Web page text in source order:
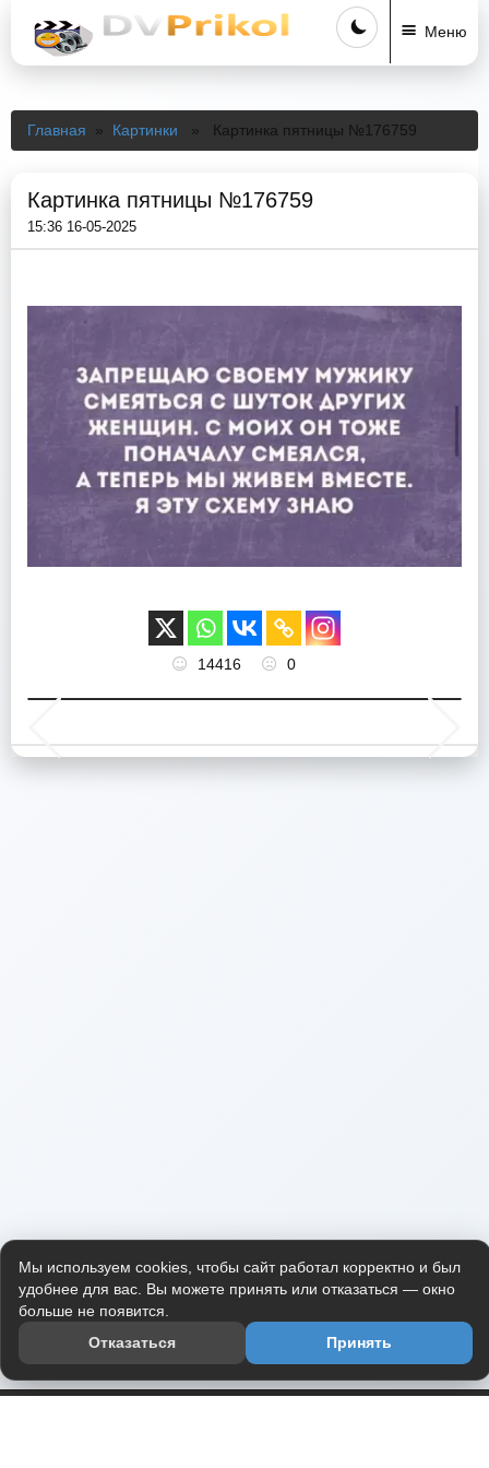
Меню
Главная » Картинки » Картинка пятницы №176759
Картинка пятницы №176759
15:36 16-05-2025
14416 0
Мы используем cookies, чтобы сайт работал корректно и был
удобнее для вас. Вы можете принять или отказаться — окно
больше не появится.
Отказаться
Принять